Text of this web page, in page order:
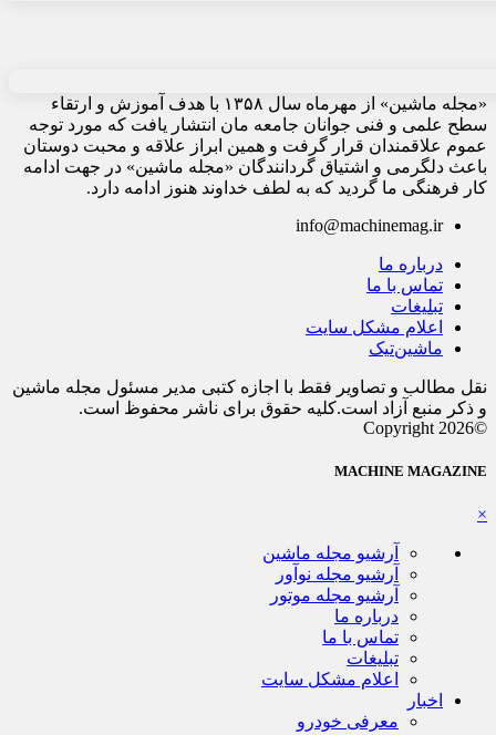
«مجله ماشین» از مهرماه سال ۱۳۵۸ با هدف آموزش و ارتقاء
سطح علمی و فنی جوانان جامعه مان انتشار یافت که مورد توجه
عموم علاقمندان قرار گرفت و همین ابراز علاقه و محبت دوستان
باعث دلگرمی و اشتیاق گردانندگان «مجله ماشین» در جهت ادامه
کار فرهنگی ما گردید که به لطف خداوند هنوز ادامه دارد.
info@machinemag.ir
درباره ما
تماس با ما
تبلیغات
اعلام مشکل سایت
ماشین‌تیک
نقل مطالب و تصاویر فقط با اجازه کتبی مدیر مسئول مجله ماشین
و ذکر منبع آزاد است.کلیه حقوق برای ناشر محفوظ است.
©Copyright 2026
MACHINE MAGAZINE
×
آرشیو مجله ماشین
آرشیو مجله نوآور
آرشیو مجله موتور
درباره ما
تماس با ما
تبلیغات
اعلام مشکل سایت
اخبار
معرفی خودرو